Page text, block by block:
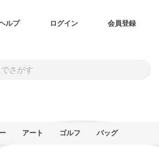
ルプ ログイン 会員登録
アート ゴルフ バッグ